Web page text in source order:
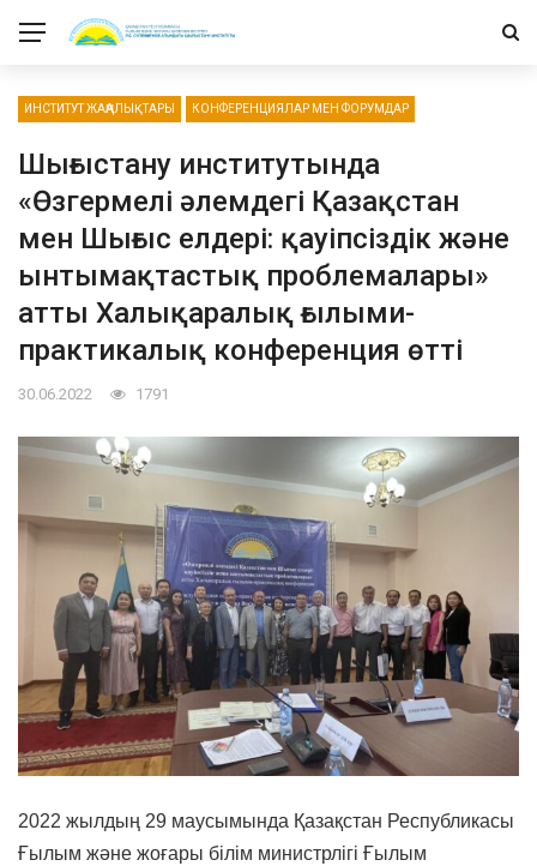
ИНСТИТУТ ЖАҢАЛЫҚТАРЫ КОНФЕРЕНЦИЯЛАР МЕН ФОРУМДАР
Шығыстану институтында
«Өзгермелі әлемдегі Қазақстан
мен Шығыс елдері: қауіпсіздік және
ынтымақтастық проблемалары»
атты Халықаралық ғылыми-
практикалық конференция өтті
30.06.2022 1791
2022 жылдың 29 маусымында Қазақстан Республикасы
Ғылым және жоғары білім министрлігі Ғылым